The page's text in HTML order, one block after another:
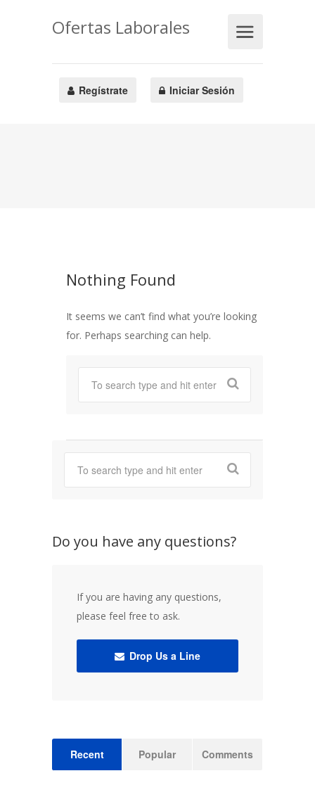
Ofertas Laborales
Regístrate Iniciar Sesión
Nothing Found
It seems we can’t find what you’re looking
for. Perhaps searching can help.
Do you have any questions?
If you are having any questions,
please feel free to ask.
Drop Us a Line
Recent Popular Comments